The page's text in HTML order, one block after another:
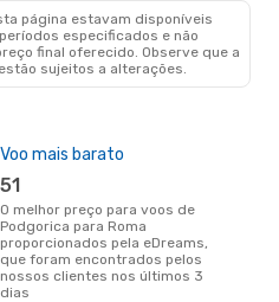
página estavam disponíveis
especificados e não
final oferecido. Observe que a
sujeitos a alterações.
Voo mais barato
51
O melhor preço para voos de
Podgorica para Roma
proporcionados pela eDreams,
que foram encontrados pelos
nossos clientes nos últimos 3
dias